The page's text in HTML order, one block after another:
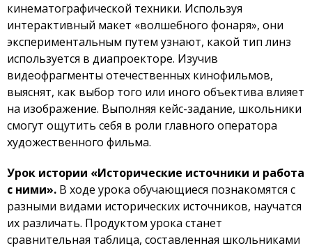
кинематографической техники. Используя
интерактивный макет «волшебного фонаря», они
экспериментальным путем узнают, какой тип линз
используется в диапроекторе. Изучив
видеофрагменты отечественных кинофильмов,
выяснят, как выбор того или иного объектива влияет
на изображение. Выполняя кейс-задание, школьники
смогут ощутить себя в роли главного оператора
художественного фильма.
Урок истории «Исторические источники и работа
с ними». В ходе урока обучающиеся познакомятся с
разными видами исторических источников, научатся
их различать. Продуктом урока станет
сравнительная таблица, составленная школьниками